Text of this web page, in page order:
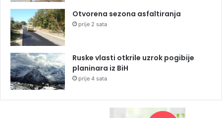
Otvorena sezona asfaltiranja
prije 2 sata
Ruske vlasti otkrile uzrok pogibije
planinara iz BiH
prije 4 sata